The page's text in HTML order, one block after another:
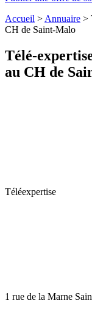
Accueil > Annuaire >
CH de Saint-Malo
Télé-
au CH de
Téléexpertise
1 rue de la Marne